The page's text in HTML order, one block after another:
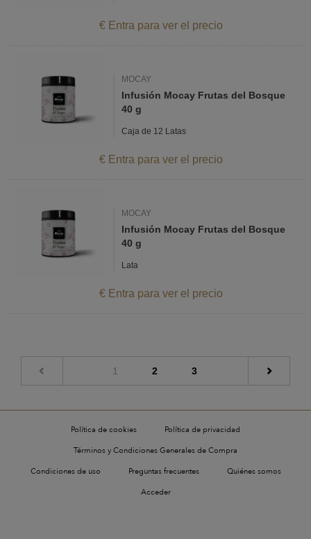
€ Entra para ver el precio
MOCAY
Infusión Mocay Frutas del Bosque
40 g
Caja de 12 Latas
€ Entra para ver el precio
MOCAY
Infusión Mocay Frutas del Bosque
40 g
Lata
€ Entra para ver el precio
1 (current)2 3
Política de cookies
Política de privacidad
Términos y Condiciones Generales de Compra
Condiciones de uso
Preguntas frecuentes
Quiénes somos
Acceder